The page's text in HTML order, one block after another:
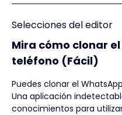
Selecciones del editor
Mira cómo clonar
teléfono (Fácil)
Puedes clonar el
Una aplicación
conocimientos para